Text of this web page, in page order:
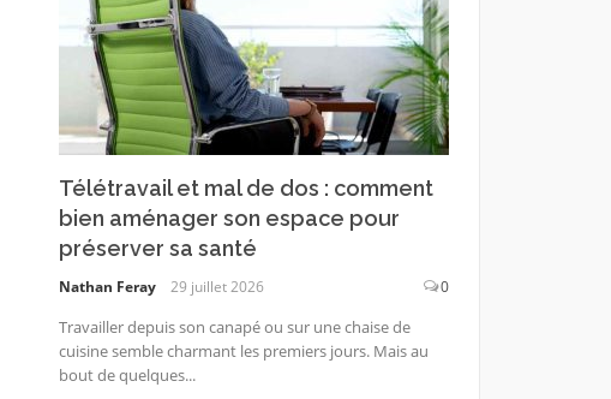
Télétravail et mal de dos : comment
bien aménager son espace pour
préserver sa santé
Nathan Feray 29 juillet 2026 0
Travailler depuis son canapé ou sur une chaise de
cuisine semble charmant les premiers jours. Mais au
bout de quelques...